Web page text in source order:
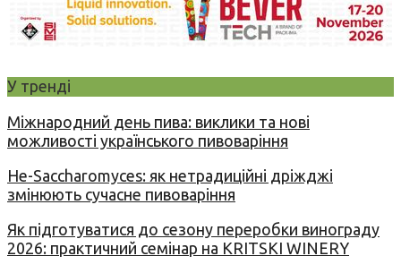
У тренді
Міжнародний день пива: виклики та нові
можливості українського пивоваріння
Не-Saccharomyces: як нетрадиційні дріжджі
змінюють сучасне пивоваріння
Як підготуватися до сезону переробки винограду
2026: практичний семінар на KRITSKI WINERY